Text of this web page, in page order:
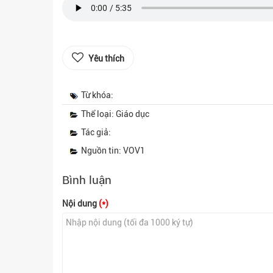
Yêu thích
Từ khóa:
Thể loại: Giáo dục
Tác giả:
Nguồn tin: VOV1
Bình luận
Nội dung (*)